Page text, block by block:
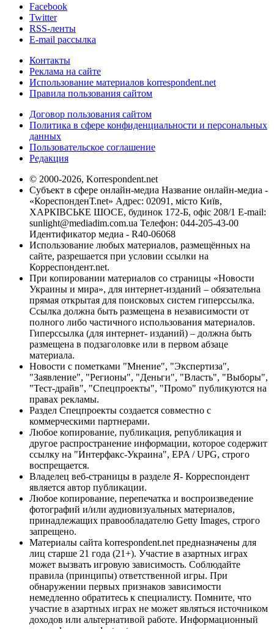
Facebook
Twitter
RSS-ленты
E-mail рассылка
Контакты
Реклама на сайте
Использование материалов korrespondent.net
Правила пользования сайтом
Договор пользования сайтом
Политика в сфере конфиденциальности и персональных
данных
Пользовательское соглашение
Редакция
© 2000-2026, Korrespondent.net
Субъект в сфере онлайн-медиа Название онлайн-медиа -
«КореспонденТ.net» Адрес: 02091, місто Київ,
ХАРКІВСЬКЕ ШОСЕ, будинок 172-Б, офіс 208/1 E-mail:
sunlight@mediadim.com.ua Телефон: 044-205-43-00
Идентификатор медиа - R40-06068
Использование любых материалов, размещённых на
сайте, разрешается при условии ссылки на
Корреспондент.net.
При копировании материалов со страницы «Новости
Украины и мира», для интернет-изданий – обязательна
прямая открытая для поисковых систем гиперссылка.
Ссылка должна быть размещена в независимости от
полного либо частичного использования материалов.
Гиперссылка (для интернет- изданий) – должна быть
размещена в подзаголовке или в первом абзаце
материала.
Новости с пометками "Мнение", "Экспертиза",
"Заявление", "Регионы", "Деньги", "Власть", "Выборы",
"Тест-драйв", "Спецпроекты", "Промо" публикуются на
правах рекламы.
Раздел Спецпроекты создается совместно с
коммерческими партнерами.
Любое копирование, публикация, републикация и
другое распространение информации, которое содержит
ссылку на "Интерфакс-Украина", EPA / UPG, строго
воспрещается.
Владелец веб-страницы в разделе Я- Корреспондент
является автор публикации.
Любое копирование, перепечатка и воспроизведение
фотографий и/или аудиовизуальных материалов,
принадлежащих правообладателю Getty Images, строго
запрещено.
Материалы сайта korrespondent.net предназначены для
лиц старше 21 года (21+). Участие в азартных играх
может вызвать игровую зависимость. Соблюдайте
правила (принципы) ответственной игры. При
обнаружении первых признаков зависимости
немедленно обратитесь к специалисту. Помните, что
участие в азартных играх не может являться источником
доходов или альтернативой работе. Информационный